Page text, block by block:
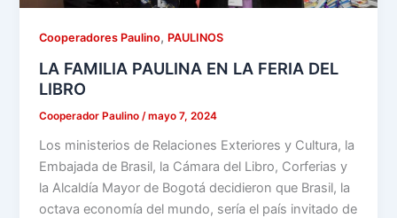
Cooperadores Paulino, PAULINOS
LA FAMILIA PAULINA EN LA FERIA DEL
LIBRO
Cooperador Paulino/mayo 7, 2024
Los ministerios de Relaciones Exteriores y Cultura, la
Embajada de Brasil, la Cámara del Libro, Corferias y
la Alcaldía Mayor de Bogotá decidieron que Brasil, la
octava economía del mundo, sería el país invitado de